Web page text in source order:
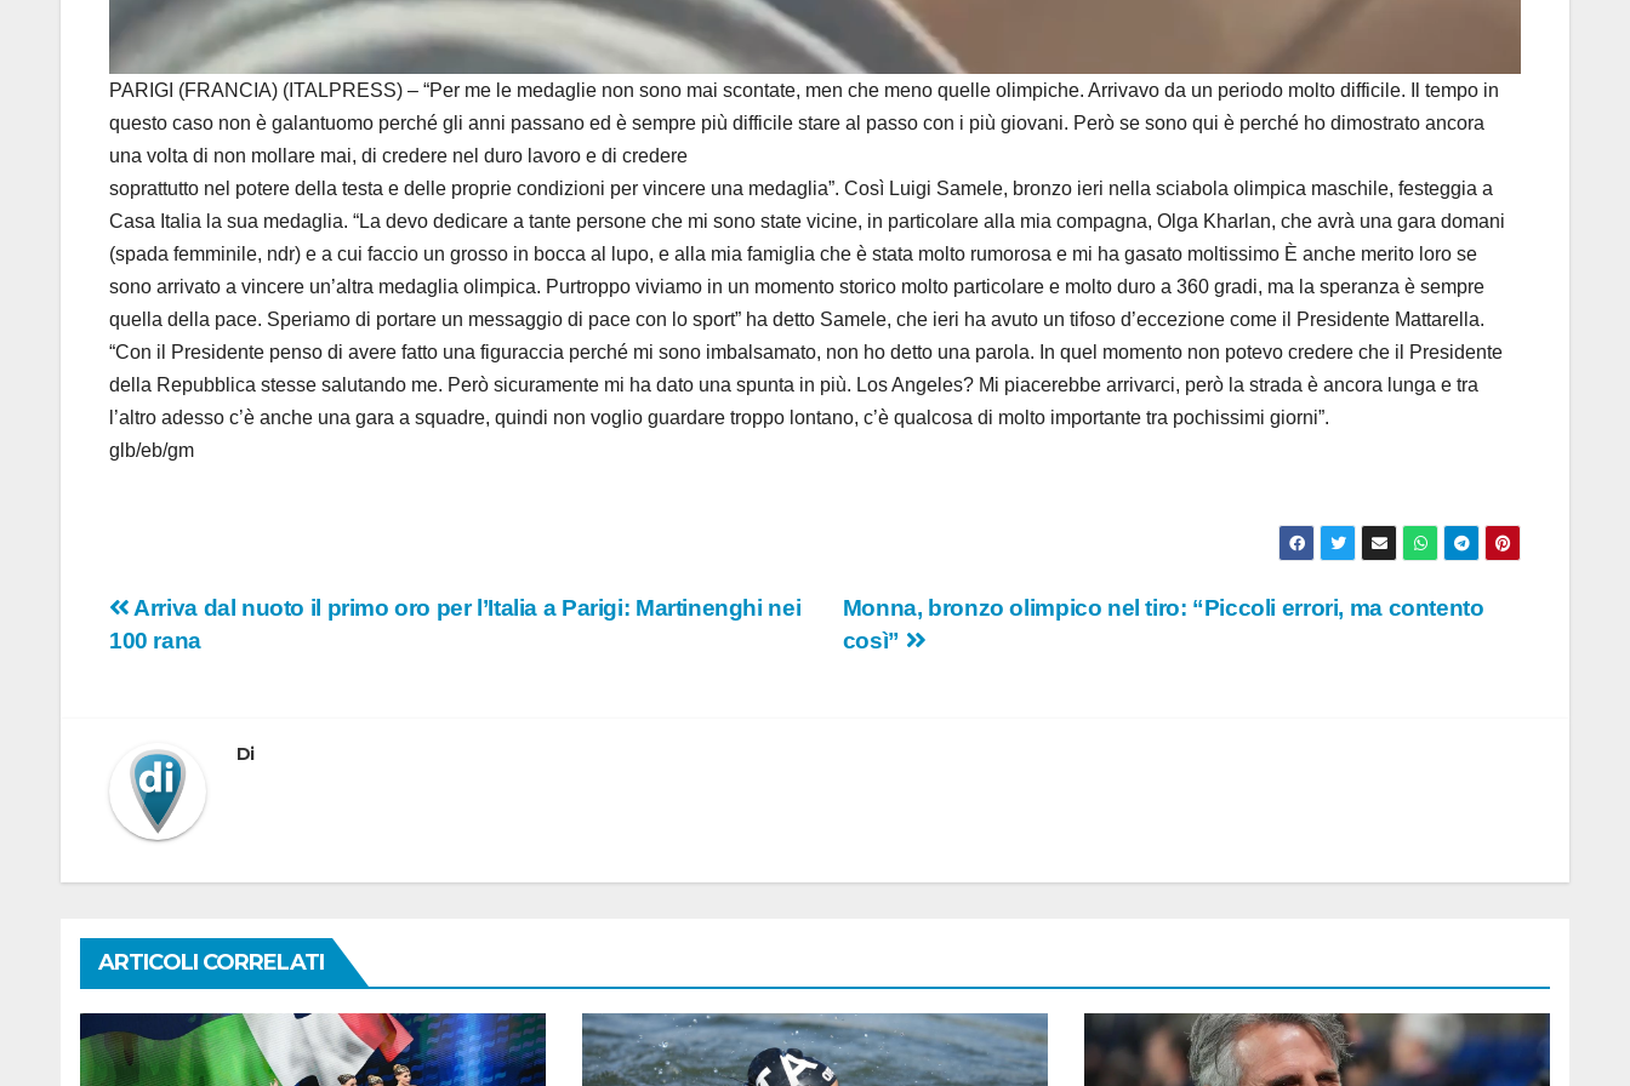
d
e
o
PARIGI (FRANCIA) (ITALPRESS) – “Per me le medaglie non sono mai scontate, men che meno quelle olimpiche. Arrivavo da un periodo molto difficile. Il tempo in
questo caso non è galantuomo perché gli anni passano ed è sempre più difficile stare al passo con i più giovani. Però se sono qui è perché ho dimostrato ancora
una volta di non mollare mai, di credere nel duro lavoro e di credere
soprattutto nel potere della testa e delle proprie condizioni per vincere una medaglia”. Così Luigi Samele, bronzo ieri nella sciabola olimpica maschile, festeggia a
Casa Italia la sua medaglia. “La devo dedicare a tante persone che mi sono state vicine, in particolare alla mia compagna, Olga Kharlan, che avrà una gara domani
(spada femminile, ndr) e a cui faccio un grosso in bocca al lupo, e alla mia famiglia che è stata molto rumorosa e mi ha gasato moltissimo È anche merito loro se
sono arrivato a vincere un’altra medaglia olimpica. Purtroppo viviamo in un momento storico molto particolare e molto duro a 360 gradi, ma la speranza è sempre
quella della pace. Speriamo di portare un messaggio di pace con lo sport” ha detto Samele, che ieri ha avuto un tifoso d’eccezione come il Presidente Mattarella.
“Con il Presidente penso di avere fatto una figuraccia perché mi sono imbalsamato, non ho detto una parola. In quel momento non potevo credere che il Presidente
della Repubblica stesse salutando me. Però sicuramente mi ha dato una spunta in più. Los Angeles? Mi piacerebbe arrivarci, però la strada è ancora lunga e tra
l’altro adesso c’è anche una gara a squadre, quindi non voglio guardare troppo lontano, c’è qualcosa di molto importante tra pochissimi giorni”.
glb/eb/gm
Navigazione
Monna, bronzo olimpico nel tiro: “Piccoli errori, ma contento
così”
Arriva dal nuoto il primo oro per l’Italia a Parigi: Martinenghi nei
100 rana
Di
ARTICOLI CORRELATI